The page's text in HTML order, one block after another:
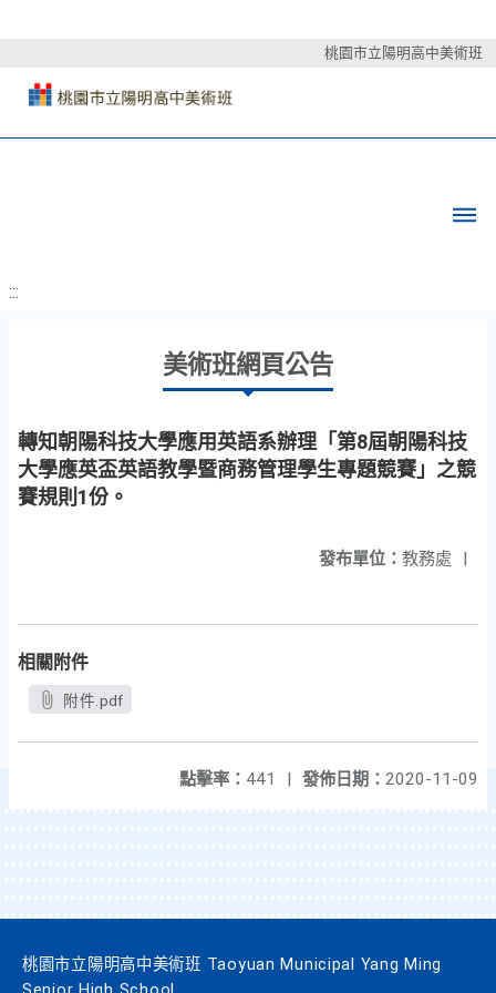
桃園市立陽明高中美術班
:::
美術班網頁公告
轉知朝陽科技大學應用英語系辦理「第8屆朝陽科技
大學應英盃英語教學暨商務管理學生專題競賽」之競
賽規則1份。
發布單位： 教務處 |
相關附件
附件.pdf
發佈日期： 2020-11-09
點擊率： 441 |
桃園市立陽明高中美術班 Taoyuan Municipal Yang Ming